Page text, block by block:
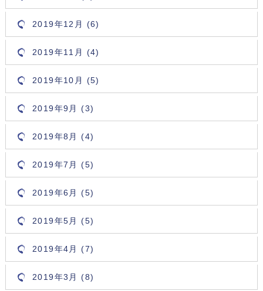
2019年12月 (6)
2019年11月 (4)
2019年10月 (5)
2019年9月 (3)
2019年8月 (4)
2019年7月 (5)
2019年6月 (5)
2019年5月 (5)
2019年4月 (7)
2019年3月 (8)